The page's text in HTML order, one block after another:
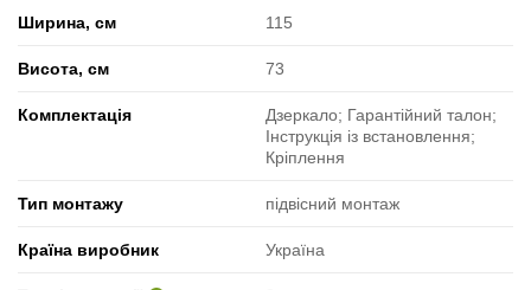
Ширина, см 115
Висота, см 73
Комплектація
Дзеркало; Гарантійний талон;
Інструкція із встановлення;
Кріплення
Тип монтажу підвісний монтаж
Країна виробник Україна